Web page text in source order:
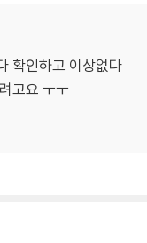
확인하고 이상없다
고요 ㅜㅜ